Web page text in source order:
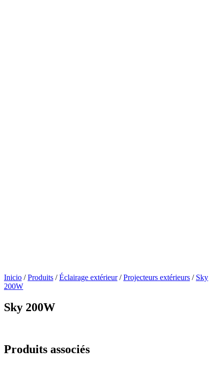
Inicio / Produits / Éclairage extérieur / Projecteurs extérieurs / Sky
200W
Sky 200W
Produits associés